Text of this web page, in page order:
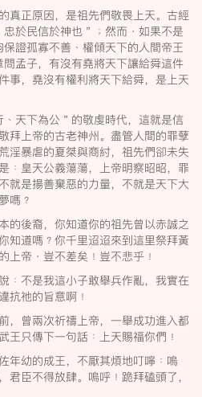
真正原因，是祖先們敬畏上天。古經
忠於民信於神也＂﹔然而﹐如果不是
證孤寡不善﹑權傾天下的人間帝王
孟子，有沒有堯將天下讓給舜這件
事，堯沒有權利將天下給舜，是上天
天下為公＂的敬虔時代，這就是信
拜上帝的古老神州。盡管人間的罪孽
淫暴虐的夏桀與商紂，祖先們卻未失
﹕皇天公義蕩蕩，上帝明察昭昭，罪
就是揚善棄惡的力量，不就是天下大
嗎﹖
的後裔，你知道你的祖先曾以赤誠之
知道嗎﹖你千里迢迢來到這里祭拜黃
上帝﹐豈不差矣﹗豈不悲乎﹗
﹕不是我這小子敢舉兵作亂，我實在
抗祂的旨意啊﹗
，曾兩次祈禱上帝，一舉成功進入都
王只傳下一句話﹕上天賜福你們﹗
年幼的成王，不厭其煩地叮嚀﹕嗚
君臣不得放肆。嗚呼﹗跪拜磕頭了，